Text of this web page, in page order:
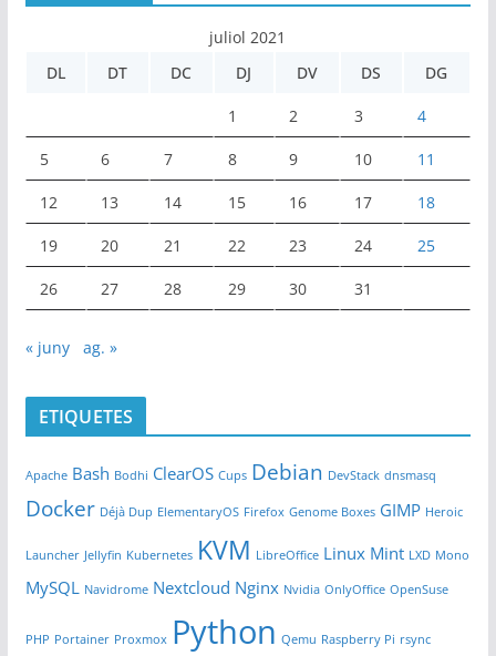
juliol 2021
DL
DT DC DJ DV DS DG
1 2 3 4
5 6 7 8 9 10 11
12 13 14 15 16 17 18
19 20 21 22 23 24 25
26 27 28 29 30 31
« juny ag. »
ETIQUETES
Apache Bash Bodhi ClearOS Cups Debian DevStack dnsmasq
Docker Déjà Dup ElementaryOS Firefox Genome Boxes GIMP Heroic
Launcher Jellyfin Kubernetes KVM LibreOffice Linux Mint LXD Mono
MySQL Navidrome Nextcloud Nginx Nvidia OnlyOffice OpenSuse
PHP Portainer Proxmox Python Qemu Raspberry Pi rsync